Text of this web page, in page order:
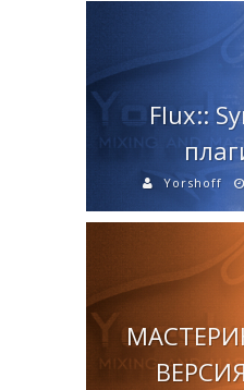
Flux::
Yorshoff